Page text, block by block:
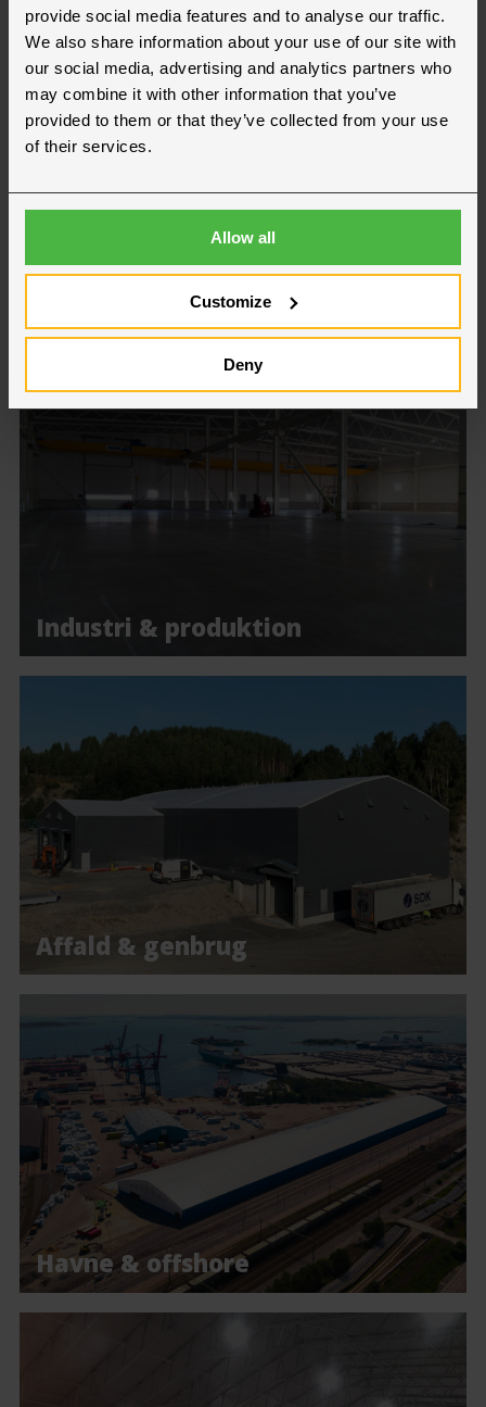
provide social media features and to analyse our traffic.
We also share information about your use of our site with
our social media, advertising and analytics partners who
may combine it with other information that you’ve
provided to them or that they’ve collected from your use
of their services.
Allow all
Customize
Deny
Kim Kielstrup
+45 30 15 37 57
kim.kielstrup@hallgruppen.dk
Ønsker du at blive kontaktet?
Send os en forespørgsel
Brancher
Industri & produktion
Affald & genbrug
Havne & offshore